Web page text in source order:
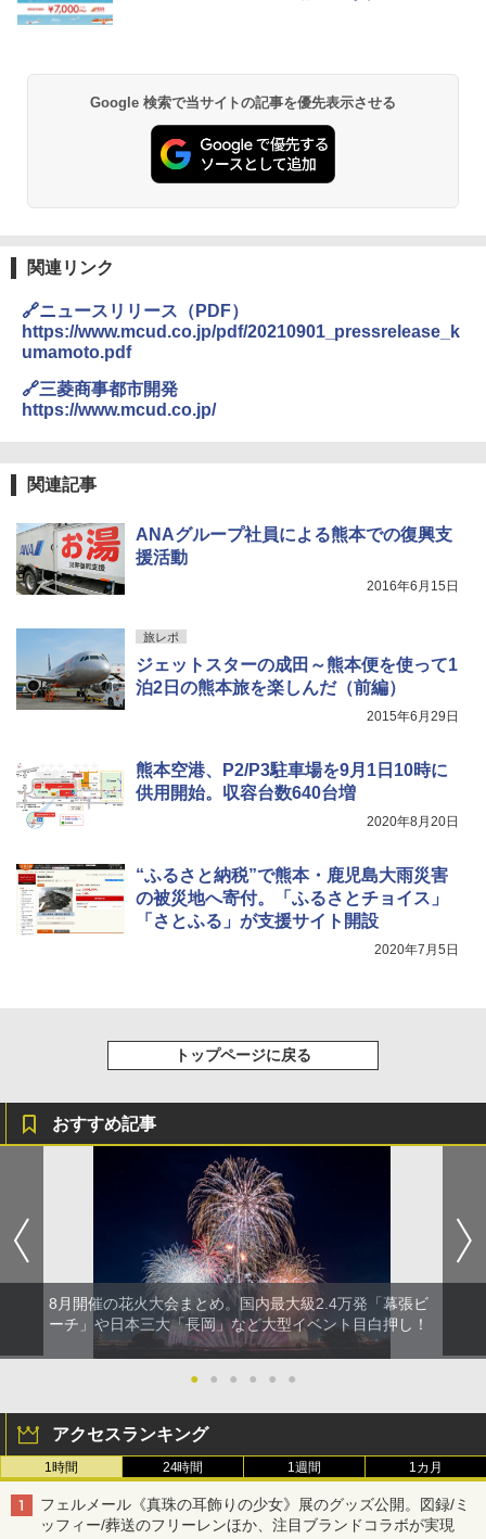
Google 検索で当サイトの記事を優先表示させる
関連リンク
🔗ニュースリリース（PDF）
https://www.mcud.co.jp/pdf/20210901_pressrelease_k
umamoto.pdf
🔗三菱商事都市開発
https://www.mcud.co.jp/
関連記事
ANAグループ社員による熊本での復興支
援活動
2016年6月15日
旅レポ
ジェットスターの成田～熊本便を使って1
泊2日の熊本旅を楽しんだ（前編）
2015年6月29日
熊本空港、P2/P3駐車場を9月1日10時に
供用開始。収容台数640台増
2020年8月20日
“ふるさと納税”で熊本・鹿児島大雨災害
の被災地へ寄付。「ふるさとチョイス」
「さとふる」が支援サイト開設
2020年7月5日
トップページに戻る
おすすめ記事
8月開催の花火大会まとめ。国内最大級2.4万発「幕張ビ
ーチ」や日本三大「長岡」など大型イベント目白押し！
● ● ● ● ● ●
アクセスランキング
1時間 24時間 1週間 1カ月
フェルメール《真珠の耳飾りの少女》展のグッズ公開。図録/ミ
ッフィー/葬送のフリーレンほか、注目ブランドコラボが実現